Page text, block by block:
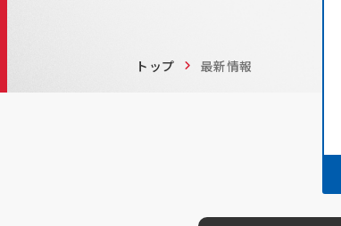
トップ 最新情報